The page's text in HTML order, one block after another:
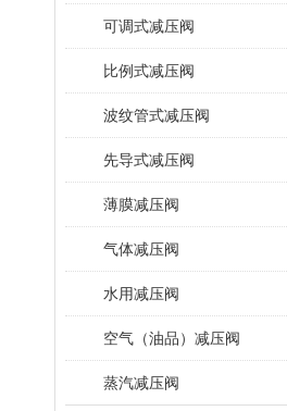
可调式减压阀
比例式减压阀
波纹管式减压阀
先导式减压阀
薄膜减压阀
气体减压阀
水用减压阀
空气（油品）减压阀
蒸汽减压阀